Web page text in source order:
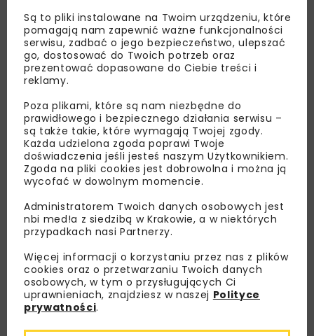
Lubisz wiedzieć więcej?
Zapisz się do newslettera aby otrzymywać od
nas najlepsze informacje branżowe,
dedykowane akcje specjalne.
Zapoznałam/em się zPolityką Prywatności i
Regulaminemoraz wyrażam zgodę na otrzymywanie na
podany przeze mnie adres e-mail korespondencji
handlowej w postaci newslettera.
Są to pliki instalowane na Twoim urządzeniu, które
pomagają nam zapewnić ważne funkcjonalności
serwisu, zadbać o jego bezpieczeństwo, ulepszać
go, dostosować do Twoich potrzeb oraz
prezentować dopasowane do Ciebie treści i
reklamy.
Poza plikami, które są nam niezbędne do
prawidłowego i bezpiecznego działania serwisu –
są także takie, które wymagają Twojej zgody.
Każda udzielona zgoda poprawi Twoje
doświadczenia jeśli jesteś naszym Użytkownikiem.
Zgoda na pliki cookies jest dobrowolna i można ją
wycofać w dowolnym momencie.
Administratorem Twoich danych osobowych jest
nbi med!a z siedzibą w Krakowie, a w niektórych
przypadkach nasi Partnerzy.
Więcej informacji o korzystaniu przez nas z plików
cookies oraz o przetwarzaniu Twoich danych
osobowych, w tym o przysługujących Ci
uprawnieniach, znajdziesz w naszej Polityce
prywatności.